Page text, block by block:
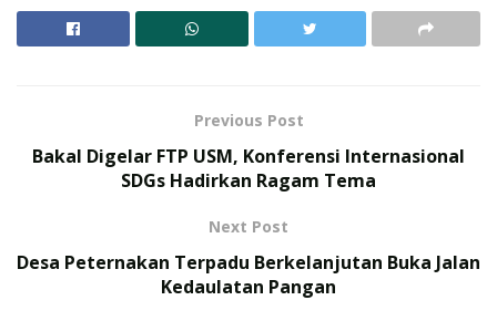
Previous Post
Bakal Digelar FTP USM, Konferensi Internasional
SDGs Hadirkan Ragam Tema
Next Post
Desa Peternakan Terpadu Berkelanjutan Buka Jalan
Kedaulatan Pangan